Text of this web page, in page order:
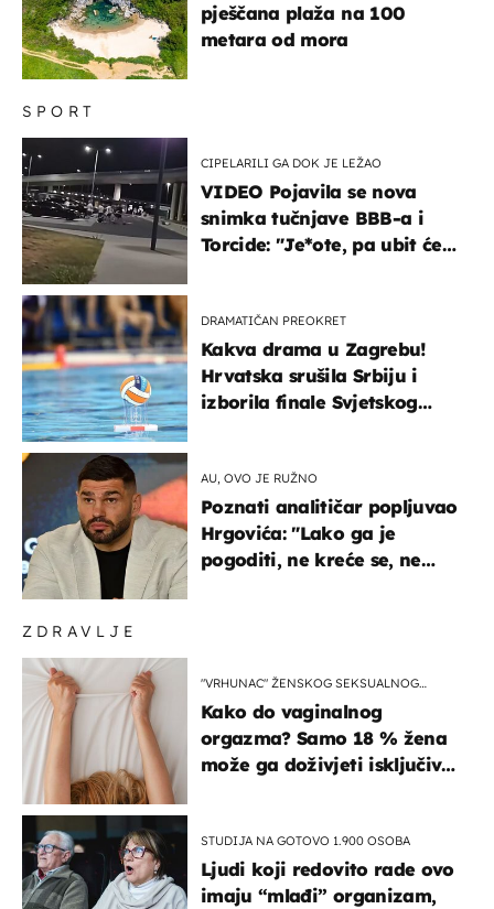
ZDRAVLJE
"VRHUNAC" ŽENSKOG SEKSUALNOG
Kako do vaginalnog
orgazma? Samo 18 % žena
može ga doživjeti isključivo
STUDIJA NA GOTOVO 1.900 OSOBA
Ljudi koji redovito rade ovo
imaju “mlađi” organizam,
SPORT
CIPELARILI GA DOK JE LEŽAO
VIDEO Pojavila se nova
snimka tučnjave BBB-a i
Torcide: "Je*ote, pa ubit će
DRAMATIČAN PREOKRET
Kakva drama u Zagrebu!
Hrvatska srušila Srbiju i
izborila finale Svjetskog
AU, OVO JE RUŽNO
Poznati analitičar popljuvao
Hrgovića: "Lako ga je
pogoditi, ne kreće se, ne
pješčana plaža na 100
metara od mora